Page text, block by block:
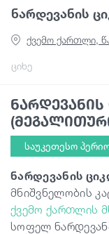
კვება და
სტატიები
ტრანსპორტი
ივენთები
ნარდევანის
ციხე
ქვემო ქართლი,
საუკეთესო
ნარდევანის
მნიშვნელობის
ქვემო ქართლის
სოფელ